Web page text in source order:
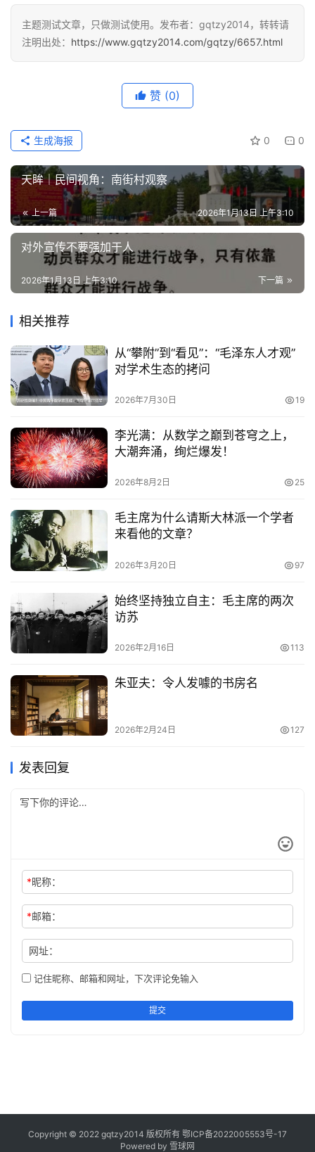
主题测试文章，只做测试使用。发布者：gqtzy2014，转转请
注明出处： https://www.gqtzy2014.com/gqtzy/6657.html
赞 (0)
0 0
生成海报
天眸｜民间视角：南街村观察
上一篇 2026年1月13日 上午3:10
对外宣传不要强加于人
下一篇
2026年1月13日 上午3:10
相关推荐
从“攀附”到“看见”：“毛泽东人才观”
对学术生态的拷问
2026年7月30日 19
李光满：从数学之巅到苍穹之上，
大潮奔涌，绚烂爆发！
2026年8月2日 25
毛主席为什么请斯大林派一个学者
来看他的文章？
2026年3月20日 97
始终坚持独立自主：毛主席的两次
访苏
2026年2月16日 113
朱亚夫：令人发噱的书房名
2026年2月24日 127
发表回复
*昵称：
*邮箱：
网址：
记住昵称、邮箱和网址，下次评论免输入
提交
Copyright © 2022 gqtzy2014 版权所有 鄂ICP备2022005553号-17
Powered by 雪球网